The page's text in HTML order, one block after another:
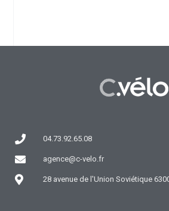
04.73.92.65.08
agence@c-velo.fr
28 avenue de l'Union Soviétique